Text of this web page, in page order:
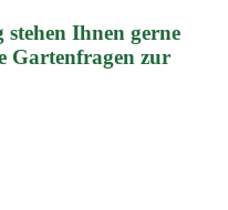
Ihnen gerne
Gartenfragen zur